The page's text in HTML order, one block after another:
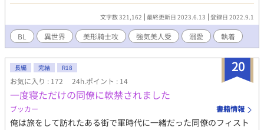
やらエリトはまだ自分を探しているらしい。なのに仕事の都合で
騎士団のいる王都に異動になってしまった！見つかったら今度こ
そ逃げられない。全力で逃げなくては。 捕まえたい執着美形攻
めと、逃げたい訳ありきれいめ受けの攻防戦。 ※流血表現あり。
エリトは鬼族(吸血鬼)なので主人公の血を好みます。 ※予告なく
性描写が入ります。 ※一部メイン攻め以外との性描写あり。総受
け気味。 ※シリアスもありますが基本的に明るめのお話です。 ※
ムーンライトノベルスにも掲載しています。
文字数 321,162 最終更新日 2023.6.13 登録日 2022.9.1
BL 異世界 美形騎士攻 強気美人受 溺愛 執着
20
長編 完結 R18
お気に入り : 172 24h.ポイント : 14
一度寝ただけの同僚に軟禁されました
ブッカー 書籍情報
俺は旅をして訪れたある街で軍時代に一緒だった同僚のフィスト